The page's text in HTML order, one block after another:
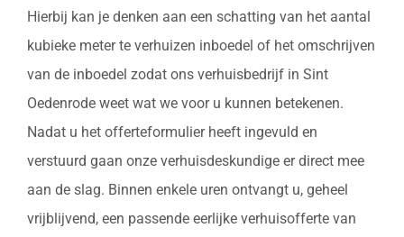
Hierbij kan je denken aan een schatting van het aantal
kubieke meter te verhuizen inboedel of het omschrijven
van de inboedel zodat ons verhuisbedrijf in Sint
Oedenrode weet wat we voor u kunnen betekenen.
Nadat u het offerteformulier heeft ingevuld en
verstuurd gaan onze verhuisdeskundige er direct mee
aan de slag. Binnen enkele uren ontvangt u, geheel
vrijblijvend, een passende eerlijke verhuisofferte van